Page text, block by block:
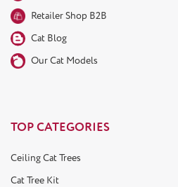
Retailer Shop B2B
Cat Blog
Our Cat Models
TOP CATEGORIES
Ceiling Cat Trees
Cat Tree Kit